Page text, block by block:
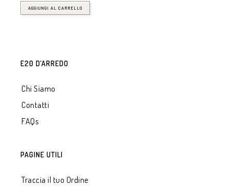
AGGIUNGI AL CARRELLO
E20 D’ARREDO
Chi Siamo
Contatti
FAQs
PAGINE UTILI
Traccia il tuo Ordine